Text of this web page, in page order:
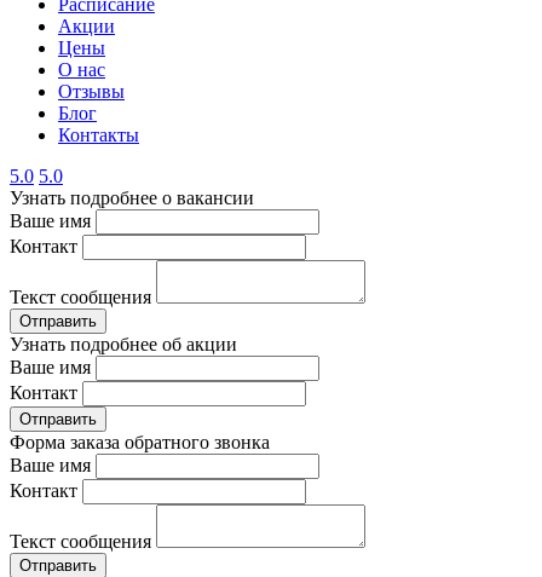
Расписание
Акции
Цены
О нас
Отзывы
Блог
Контакты
5.0 5.0
Узнать подробнее о вакансии
Ваше имя
Контакт
Текст сообщения
Отправить
Узнать подробнее об акции
Ваше имя
Контакт
Отправить
Форма заказа обратного звонка
Ваше имя
Контакт
Текст сообщения
Отправить